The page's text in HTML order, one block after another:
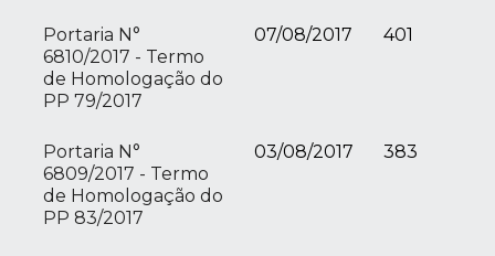
Portaria N°
6810/2017 - Termo
de Homologação do
PP 79/2017
07/08/2017 401
Portaria N°
6809/2017 - Termo
de Homologação do
PP 83/2017
03/08/2017 383